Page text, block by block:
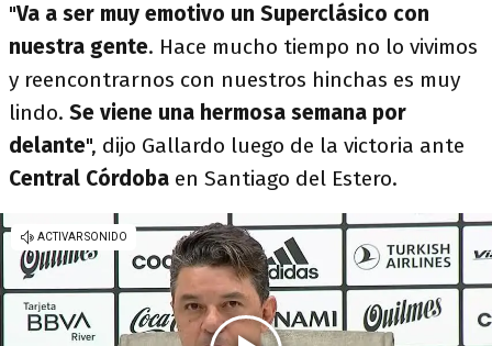
"Va a ser muy emotivo un Superclásico con
nuestra gente. Hace mucho tiempo no lo vivimos
y reencontrarnos con nuestros hinchas es muy
lindo. Se viene una hermosa semana por
delante", dijo Gallardo luego de la victoria ante
Central Córdoba en Santiago del Estero.